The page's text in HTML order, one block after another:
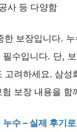
사 등 다양함
보장입니다.
수입니다. 단,
려하세요. 삼성
보장 내용을 함
수 – 실제 후기